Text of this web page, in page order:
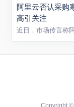
阿里云否认采购
高引关注
近日，市场传言称
Copyright